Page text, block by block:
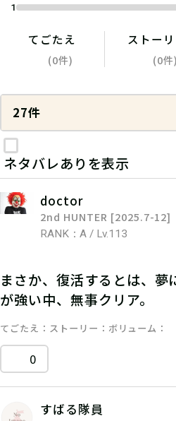
1
てごたえ
(0件)
ストー
(0件)
27件
ネタバレありを表示
doctor
2nd HUNTER [2025.7-12]
RANK：A / Lv.113
まさか、復活するとは、夢
が強い中、無事クリア。
てごたえ ストーリー ボリューム
0
すばる隊員